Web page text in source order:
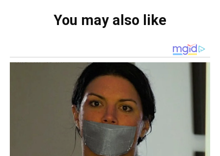
You may also like